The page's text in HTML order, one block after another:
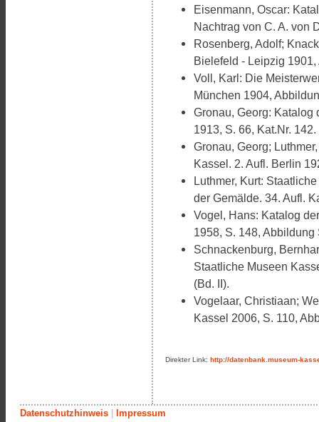
Eisenmann, Oscar:
Nachtrag von C. A. von
Rosenberg, Adolf;
Bielefeld - Leipzig
Voll, Karl: Die
München 1904,
Gronau, Georg:
1913, S. 66, Kat.Nr. 142.
Gronau, Georg;
Kassel. 2. Aufl. Berlin
Luthmer, Kurt:
der Gemälde. 34. Aufl.
Vogel, Hans: Katalog
1958, S. 148, Abbildung
Schnackenburg,
Staatliche Museen
(Bd. II).
Vogelaar, Christiaan;
Kassel 2006, S. 110,
Direkter Link: http://datenbank.museum-
Datenschutzhinweis Impressum